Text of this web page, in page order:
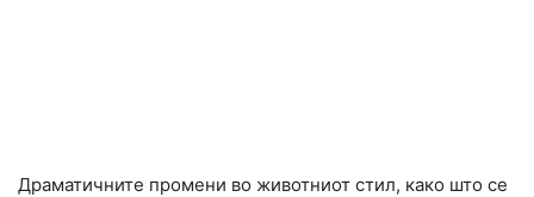
Драматичните промени во животниот стил, како што се